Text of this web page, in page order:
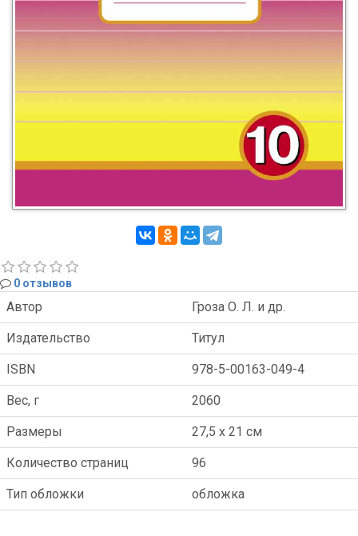
0 отзывов
Автор Гроза О. Л. и др.
Издательство Титул
ISBN 978-5-00163-049-4
Вес, г 2060
Размеры 27,5 x 21 см
Количество страниц 96
Тип обложки обложка